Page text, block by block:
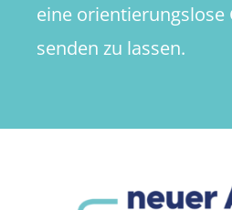
eine orientierungslose
senden zu lassen.